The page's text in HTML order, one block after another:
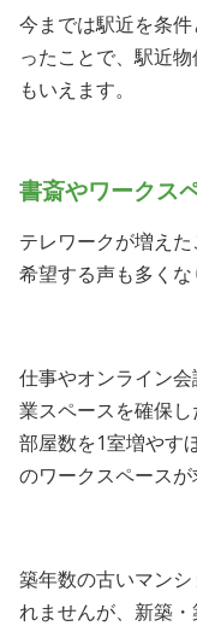
今までは駅近を条
ったことで、駅近
もいえます。
書斎やワークス
テレワークが増え
希望する声も多くな
仕事やオンライン
業スペースを確保し
部屋数を1室増やす
のワークスペースが
築年数の古いマン
れませんが、新築